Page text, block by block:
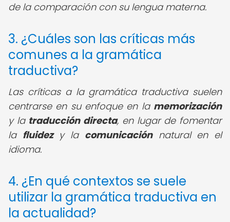
de la comparación con su lengua materna.
3. ¿Cuáles son las críticas más
comunes a la gramática
traductiva?
Las críticas a la gramática traductiva suelen
centrarse en su enfoque en la memorización
y la traducción directa, en lugar de fomentar
la fluidezy la comunicaciónnatural en el
idioma.
4. ¿En qué contextos se suele
utilizar la gramática traductiva en
la actualidad?